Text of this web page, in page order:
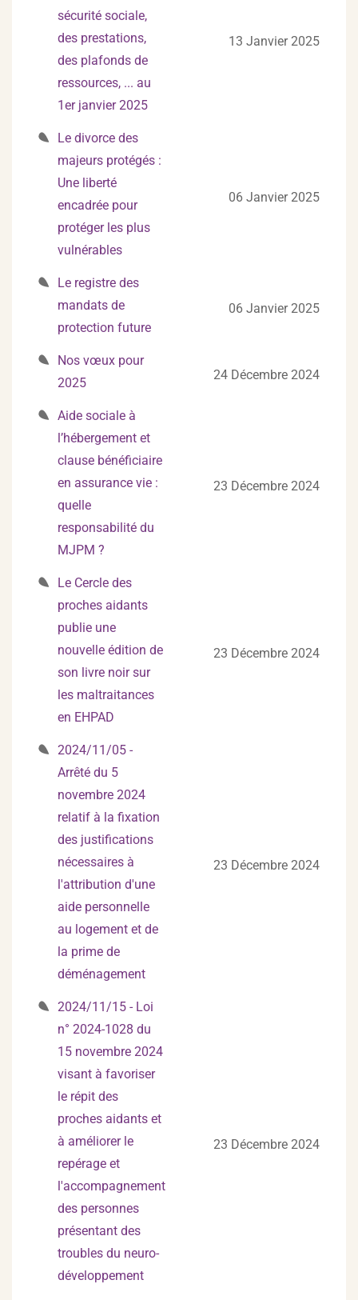
sécurité sociale,
des prestations,
des plafonds de
ressources, ... au
1er janvier 2025
13 Janvier 2025
Le divorce des
majeurs protégés :
Une liberté
encadrée pour
protéger les plus
vulnérables
06 Janvier 2025
Le registre des
mandats de
protection future
06 Janvier 2025
Nos vœux pour
2025
24 Décembre 2024
Aide sociale à
l’hébergement et
clause bénéficiaire
en assurance vie :
quelle
responsabilité du
MJPM ?
23 Décembre 2024
Le Cercle des
proches aidants
publie une
nouvelle édition de
son livre noir sur
les maltraitances
en EHPAD
23 Décembre 2024
2024/11/05 -
Arrêté du 5
novembre 2024
relatif à la fixation
des justifications
nécessaires à
l'attribution d'une
aide personnelle
au logement et de
la prime de
déménagement
23 Décembre 2024
2024/11/15 - Loi
n° 2024-1028 du
15 novembre 2024
visant à favoriser
le répit des
proches aidants et
à améliorer le
repérage et
l'accompagnement
des personnes
présentant des
troubles du neuro-
développement
23 Décembre 2024